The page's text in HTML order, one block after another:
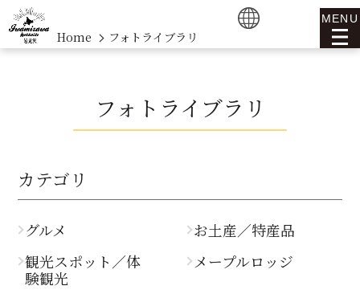
MENU
Home フォトライブラリ
フォトライブラリ
カテゴリ
グルメ
お土産／特産品
観光スポット／体
験観光
メープルロッジ